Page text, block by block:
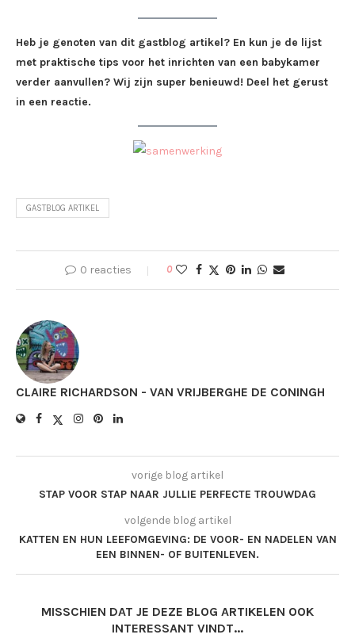
Heb je genoten van dit gastblog artikel? En kun je de lijst
met praktische tips voor het inrichten van een babykamer
verder aanvullen? Wij zijn super benieuwd! Deel het gerust
in een reactie.
GASTBLOG ARTIKEL
0 reacties 0
CLAIRE RICHARDSON - VAN VRIJBERGHE DE CONINGH
vorige blog artikel
STAP VOOR STAP NAAR JULLIE PERFECTE TROUWDAG
volgende blog artikel
KATTEN EN HUN LEEFOMGEVING: DE VOOR- EN NADELEN VAN
EEN BINNEN- OF BUITENLEVEN.
MISSCHIEN DAT JE DEZE BLOG ARTIKELEN OOK
INTERESSANT VINDT...